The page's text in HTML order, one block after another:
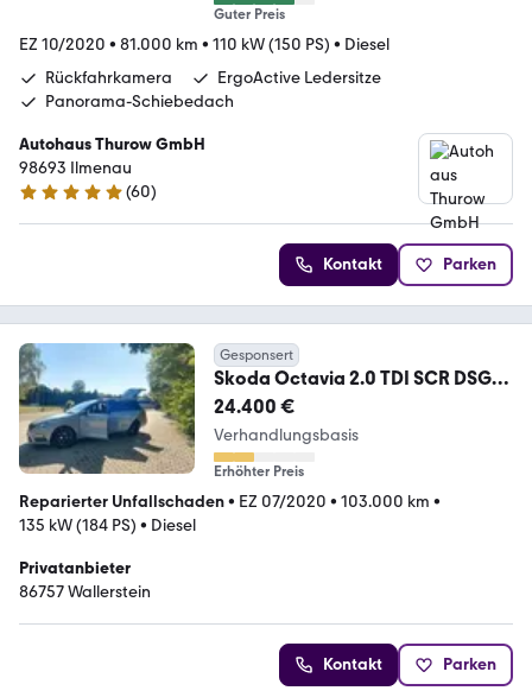
Guter Preis
EZ 10/2020 • 81.000 km • 110 kW (150 PS) • Diesel
Rückfahrkamera
ErgoActive Ledersitze
Panorama-Schiebedach
Autohaus Thurow GmbH
98693 Ilmenau
5 Sterne
(60)
Kontakt Parken
Gesponsert
Skoda Octavia 2.0 TDI SCR DSG
4x4 RS Combi
24.400 €
Verhandlungsbasis
Erhöhter Preis
Reparierter Unfallschaden• EZ 07/2020 • 103.000 km •
135 kW (184 PS) • Diesel
Privatanbieter
86757 Wallerstein
Kontakt Parken